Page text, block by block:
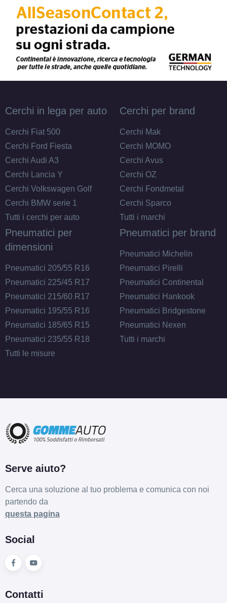
Cerchi in lega per auto
Cerchi Fiat 500
Cerchi Ford Fiesta
Cerchi Audi A3
Cerchi Lancia Y
Cerchi Volkswagen Golf
Cerchi BMW serie 1
Tutti i cerchi per auto
Cerchi per brand
Cerchi Mak
Cerchi MOMO
Cerchi Avus
Cerchi OZ
Cerchi Fondmetal
Cerchi Sparco
Tutti i marchi
Pneumatici per
dimensioni
Pneumatici 205/55 R16
Pneumatici 225/45 R17
Pneumatici 215/60 R17
Pneumatici 195/55 R16
Pneumatici 185/65 R15
Pneumatici 235/55 R18
Tutti le misure
Pneumatici per brand
Pneumatici Michelin
Pneumatici Pirelli
Pneumatici Continental
Pneumatici Hankook
Pneumatici Bridgestone
Pneumatici Nexen
Tutti i marchi
Serve aiuto?
Cerca una soluzione al tuo problema e comunica con noi
partendo da
questa pagina
Social
Contatti